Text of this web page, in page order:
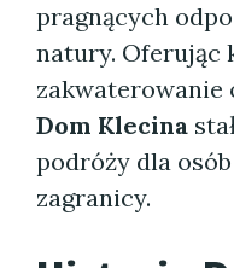
pragnących
natury. Oferując
zakwaterowanie
Dom Klecina
podróży dla
zagranicy.